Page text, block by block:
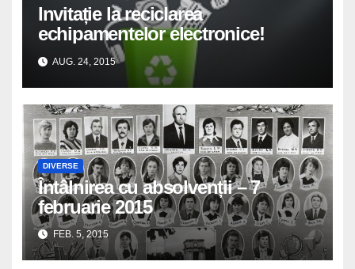
Invitație la reciclarea
echipamentelor electronice!
AUG. 24, 2015
DIVERSE
Întâlnirea cu absolvenții – 7
februarie 2015
FEB. 5, 2015